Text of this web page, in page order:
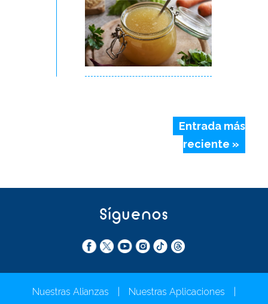
Entrada más
reciente »
Síguenos
Nuestras Alianzas Nuestras Aplicaciones